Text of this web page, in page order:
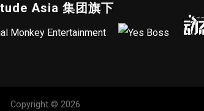
Asia 集团旗下
Copyright © 2026